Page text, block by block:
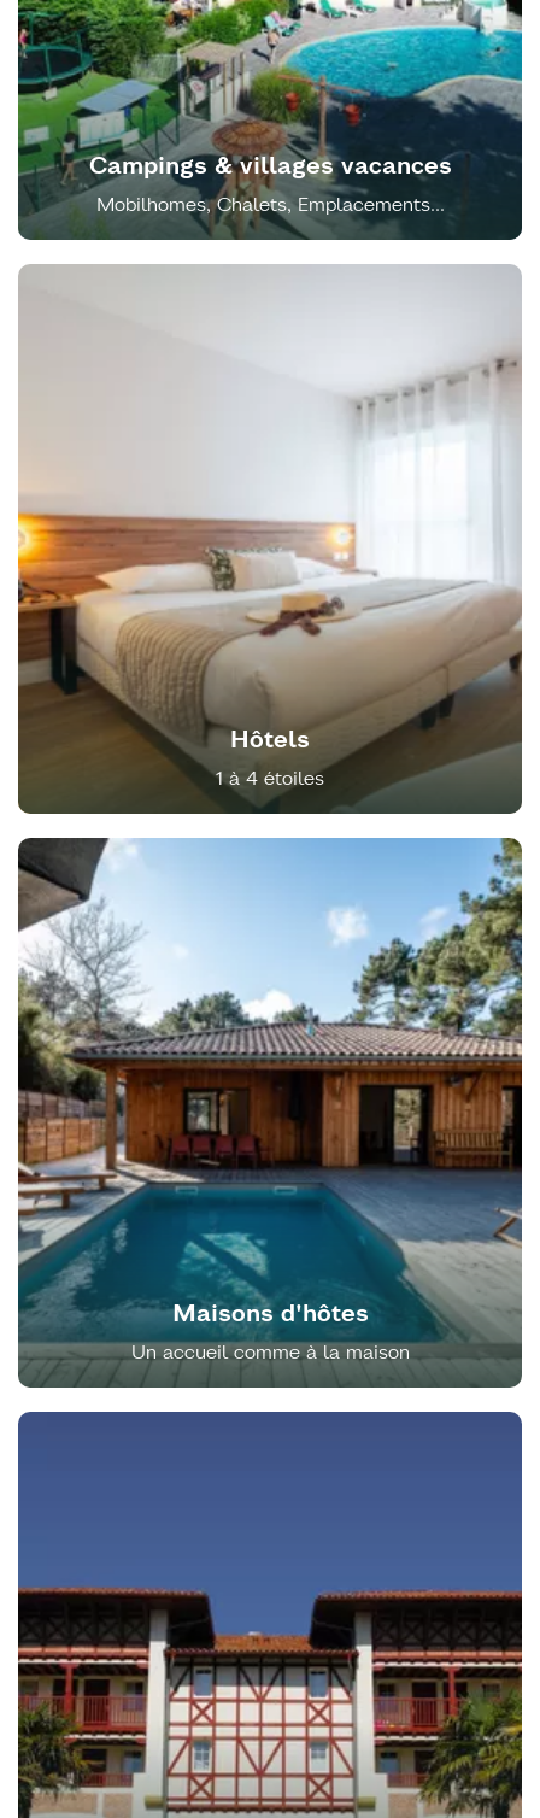
Campings & villages vacances
Mobilhomes, Chalets, Emplacements...
Hôtels
1 à 4 étoiles
Maisons d'hôtes
Un accueil comme à la maison